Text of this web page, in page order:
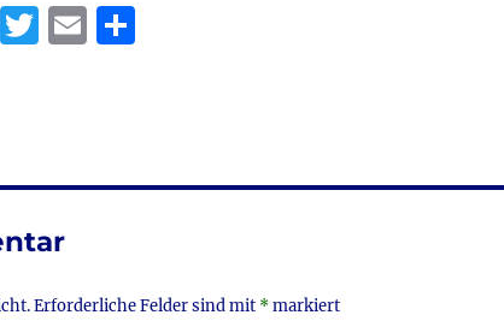
T
r
E T
Erforderliche Felder sind mit *markiert